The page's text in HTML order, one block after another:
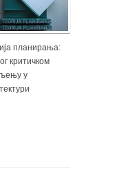
планирања:
критичком
у